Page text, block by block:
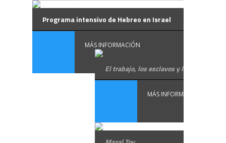
Programa intensivo de Hebreo en Israel
MÁS INFORMACIÓN
El trabajo, los esclavos y las raíces
MÁS INFORMACIÓN